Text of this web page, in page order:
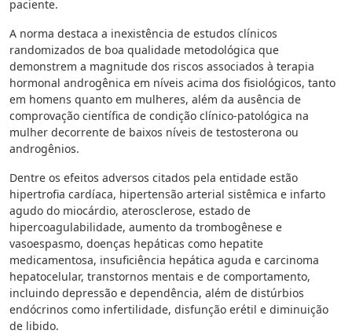
paciente.
A norma destaca a inexistência de estudos clínicos
randomizados de boa qualidade metodológica que
demonstrem a magnitude dos riscos associados à terapia
hormonal androgênica em níveis acima dos fisiológicos, tanto
em homens quanto em mulheres, além da ausência de
comprovação científica de condição clínico-patológica na
mulher decorrente de baixos níveis de testosterona ou
androgênios.
Dentre os efeitos adversos citados pela entidade estão
hipertrofia cardíaca, hipertensão arterial sistêmica e infarto
agudo do miocárdio, aterosclerose, estado de
hipercoagulabilidade, aumento da trombogênese e
vasoespasmo, doenças hepáticas como hepatite
medicamentosa, insuficiência hepática aguda e carcinoma
hepatocelular, transtornos mentais e de comportamento,
incluindo depressão e dependência, além de distúrbios
endócrinos como infertilidade, disfunção erétil e diminuição
de libido.